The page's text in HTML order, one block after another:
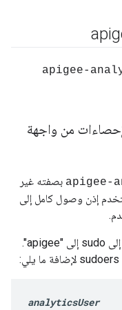
apigee-
من واجهة
apigee- بصفته غير
إذن وصول كامل إلى
لتكوين مستخدم لديه إمكانية الدخول الكامل إلى sudo إلى "apigee".
analyticsUser